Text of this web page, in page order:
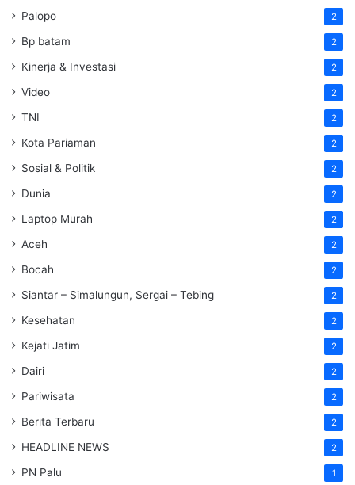
Palopo 2
Bp batam 2
Kinerja & Investasi 2
Video 2
TNI 2
Kota Pariaman 2
Sosial & Politik 2
Dunia 2
Laptop Murah 2
Aceh 2
Bocah 2
Siantar – Simalungun, Sergai – Tebing 2
Kesehatan 2
Kejati Jatim 2
Dairi 2
Pariwisata 2
Berita Terbaru 2
HEADLINE NEWS 2
PN Palu 1